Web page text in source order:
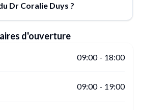
d'ouverture
09:00 - 18:00
09:00 - 19:00
Dr Coralie Duys ?